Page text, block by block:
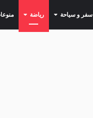
سفر و سياحة (current) رياضة (current)